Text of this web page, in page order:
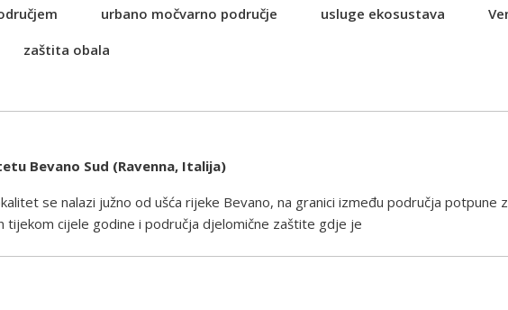
urbano močvarno područje usluge ekosustava
zaštita obala
Bevano Sud (Ravenna, Italija)
se nalazi južno od ušća rijeke Bevano, na granici između područja potpune
cijele godine i područja djelomične zaštite gdje je